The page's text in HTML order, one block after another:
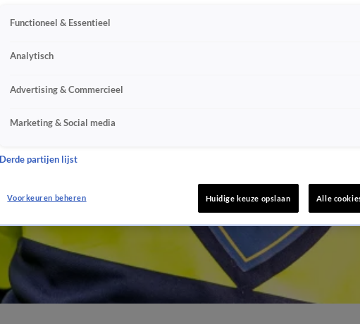
Functioneel & Essentieel
Analytisch
Advertising & Commercieel
Marketing & Social media
Derde partijen lijst
Voorkeuren beheren Huidige keuze opslaan Alle